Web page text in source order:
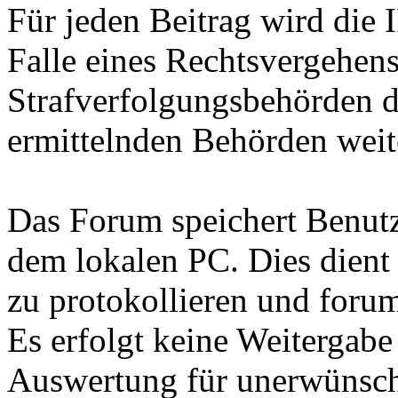
Für jeden Beitrag wird die
Falle eines
Strafverfolgungsbehörden
ermittelnden Behörden
Das Forum speichert
dem lokalen PC. Dies
zu protokollieren und
Es erfolgt keine
Auswertung für